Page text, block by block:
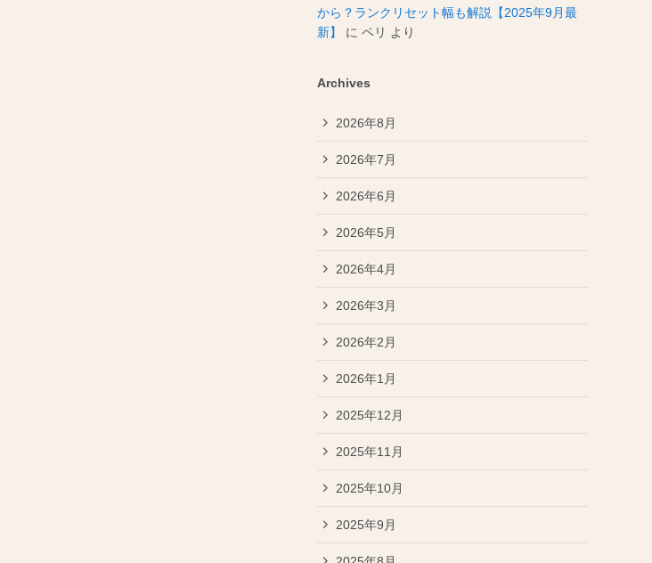
から？ランクリセット幅も解説【2025年9月最
新】
に ペリ より
Archives
2026年8月
2026年7月
2026年6月
2026年5月
2026年4月
2026年3月
2026年2月
2026年1月
2025年12月
2025年11月
2025年10月
2025年9月